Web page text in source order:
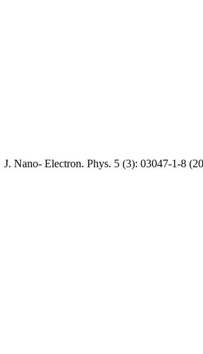
J. Nano- Electron. Phys. 5 (3): 03047-1-8